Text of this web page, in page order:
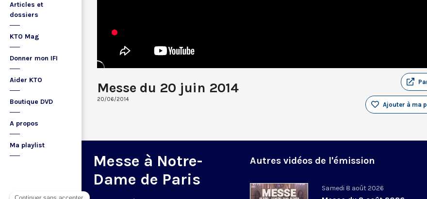
Articles et
dossiers
KTO Mag
Donner mon IFI
Aider KTO
Boutique DVD
A propos
Ma playlist
Messe du 20 juin 2014
20/06/2014
Ajouter à ma
Messe à Notre-
Dame de Paris
Autres vidéos de l'émission
Samedi 8 août 2026